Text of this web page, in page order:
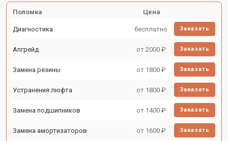
Поломка Цена
Диагностика бесплатно Заказать
Апгрейд от 2000 ₽ Заказать
Замена резины от 1800 ₽ Заказать
Устранения люфта от 1800 ₽ Заказать
Замена подшипников от 1400 ₽ Заказать
Замена амортизаторов от 1600 ₽ Заказать